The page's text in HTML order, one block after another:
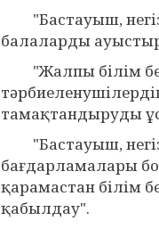
"Бастауыш,
балаларды
"Жалпы білім
тамақтандыруды
"Бастауыш,
бағдарламалары
қарамастан білім
қабылдау".